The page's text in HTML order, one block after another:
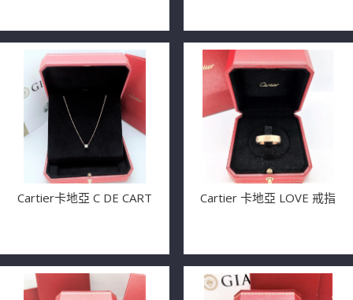
Cartier卡地亞 C DE CART Cartier 卡地亞 LOVE 戒指